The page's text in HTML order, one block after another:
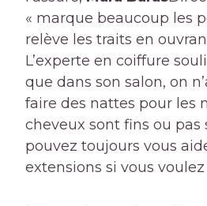
« marque beaucoup les
relève les traits en
L’experte en coiffure
que dans son salon, on
faire des nattes pour les
cheveux sont fins ou pas
pouvez toujours vous
extensions si vous voulez